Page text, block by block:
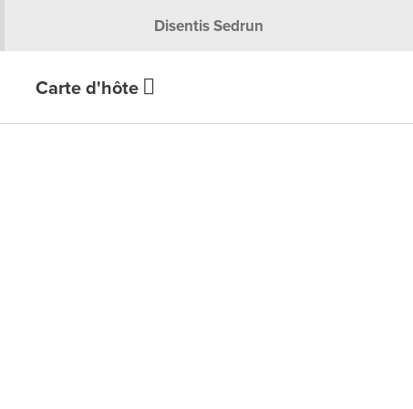
Disentis Sedrun
Carte d'hôte